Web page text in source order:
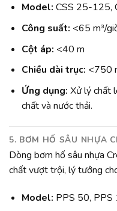
Model: CSS 25-125,
Công suất: <65 m³/
Cột áp: <40 m
Chiều dài trục: <750
Ứng dụng: Xử lý chất
chất và nước thải.
5. BƠM HỐ SÂU NHỰA
Dòng bơm hố sâu nhựa
chất vượt trội, lý tưởng
Model: PPS 50, PPS